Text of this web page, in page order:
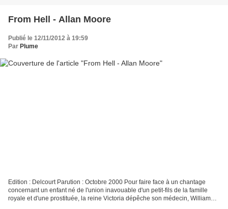
From Hell - Allan Moore
Publié le 12/11/2012 à 19:59
Par Plume
Edition : Delcourt Parution : Octobre 2000 Pour faire face à un chantage
concernant un enfant né de l'union inavouable d'un petit-fils de la famille
royale et d'une prostituée, la reine Victoria dépêche son médecin, William